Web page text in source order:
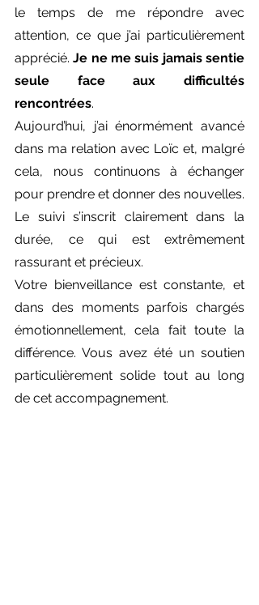
le temps de me répondre avec
attention, ce que j’ai particulièrement
apprécié. Je ne me suis jamais sentie
seule face aux difficultés
rencontrées.
Aujourd’hui, j’ai énormément avancé
dans ma relation avec Loïc et, malgré
cela, nous continuons à échanger
pour prendre et donner des nouvelles.
Le suivi s’inscrit clairement dans la
durée, ce qui est extrêmement
rassurant et précieux.
Votre bienveillance est constante, et
dans des moments parfois chargés
émotionnellement, cela fait toute la
différence. Vous avez été un soutien
particulièrement solide tout au long
de cet accompagnement.